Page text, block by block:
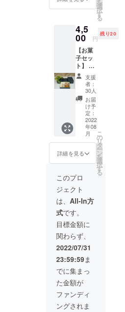
0 ※２
個 ・
240×12
0 ・E
300×12
0 ・F
240×24
0 ※Fの
みBook
型の見
開き仕
様に
なって
おりま
す。 ・
G
300×24
個、A4
の紙が
ちょう
大きさ
です。
※高さは
共通で
35です
お手紙
も同封
いただ
きま
い出に
枚を箱
にして
残して
みませ
ん
か？！
プレゼ
ントに
もオス
スメで
す！ ※
ご購入
後に写
真をい
ただ
き、印
刷して
たしま
礼のお
手紙も
同封さ
せてい
ただき
ます。
を
選
択
す
る
4,5
00 円
残り20
【お菓
子セッ
ト】 同
じサイ
ズの箱6
つの
セット
です。※
うち一
つにお
菓子が
入って
います
「白ゴ
マの
ロ」と
「悪魔
のフィ
ナン
シェ」
のセッ
トで
す。 原
材料：
白ゴマ
のボー
ロ 白胡
麻、コ
コナッ
ツオイ
ル、小
麦、甜
菜糖、
支援
者：
30人
お届
け予
定：
2022
年08
月
詳細を見る
こ
の
リ
タ
ー
ン
を
選
択
す
る
このプロ
ジェクト
は、 All-In方
式です。
目標金額に
関わらず、
2022/07/31
23:59:59ま
でに集まっ
た金額が
ファンディ
ングされま